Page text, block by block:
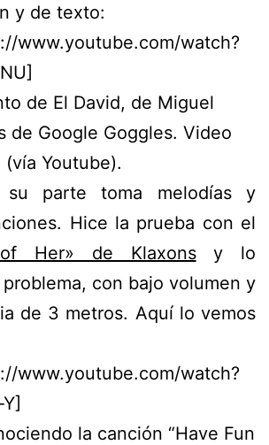
y de texto:
www.youtube.com/watch?
de El David, de Miguel
de Google Goggles. Video
Youtube).
su parte toma melodías y
Hice la prueba con el
Her» de Klaxonsy lo
con bajo volumen y
de 3 metros. Aquí lo vemos
www.youtube.com/watch?
la canción “Have Fun